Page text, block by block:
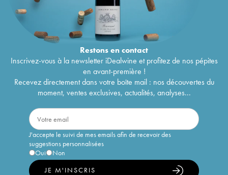
Restons encontact
Inscrivez-vous à la newsletter iDealwine et profitez de nos pépites
en avant-première !
Recevez directement dans votre boîte mail : nos découvertes du
moment, ventes exclusives, actualités, analyses...
J'accepte le suivi de mes emails afin de recevoir des
suggestions personnalisées
Oui
Non
JE M'INSCRIS